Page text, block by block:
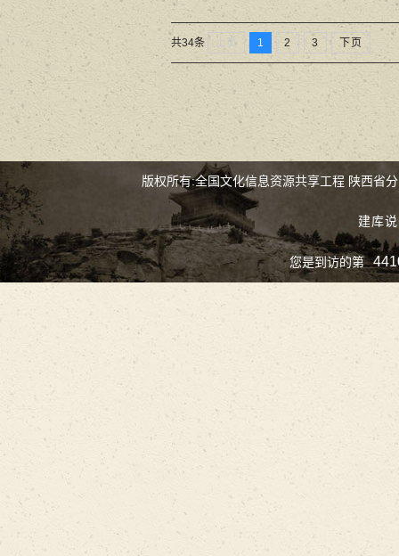
共34条 上页 1 2 3 下页
版权所有:全国文化信息资源共享工程 陕西省
建库
您是到访的第